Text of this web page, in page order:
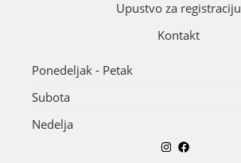
Upustvo za registraciju
Kontakt
Ponedeljak - Petak
Subota
Nedelja